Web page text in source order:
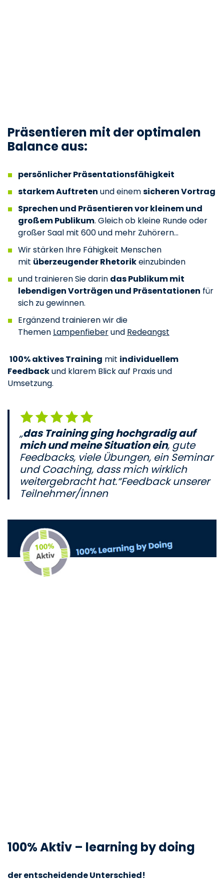
Präsentieren mit der optimalen
Balance aus:
persönlicher Präsentationsfähigkeit
starkem Auftreten und einemsicheren Vortrag
Sprechen und Präsentieren vor kleinem und
großem Publikum. Gleich ob kleine Runde oder
großer Saal mit 600 und mehr Zuhörern…
Wir stärken Ihre Fähigkeit Menschen
mit überzeugender Rhetorikeinzubinden
und trainieren Sie darin das Publikum mit
lebendigen Vorträgen und Präsentationen für
sich zu gewinnen.
Ergänzend trainieren wir die
Themen Lampenfieberund Redeangst
100% aktives Training mit individuellem
Feedbackund klarem Blick auf Praxis und
Umsetzung.
„das Training ging hochgradig auf
mich und meine Situation ein, gute
Feedbacks, viele Übungen, ein Seminar
und Coaching, dass mich wirklich
weitergebracht hat.“Feedback unserer
Teilnehmer/innen
100% Aktiv – learning by doing
der entscheidende Unterschied!